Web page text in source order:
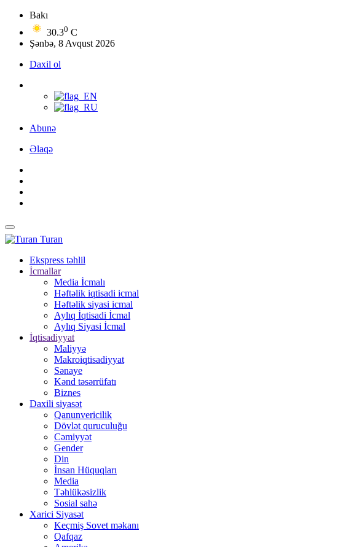
Bakı
30.30 C
Şənbə, 8 Avqust 2026
Daxil ol
Abunə
Əlaqə
Turan
Ekspress təhlil
İcmallar
Media İcmalı
Həftəlik iqtisadi icmal
Həftəlik siyasi icmal
Aylıq İqtisadi İcmal
Aylıq Siyasi İcmal
İqtisadiyyat
Maliyyə
Makroiqtisadiyyat
Sənaye
Kənd təsərrüfatı
Biznes
Daxili siyasət
Qanunvericilik
Dövlət quruculuğu
Cəmiyyət
Gender
Din
İnsan Hüquqları
Media
Təhlükəsizlik
Sosial sahə
Xarici Siyasət
Keçmiş Sovet məkanı
Qafqaz